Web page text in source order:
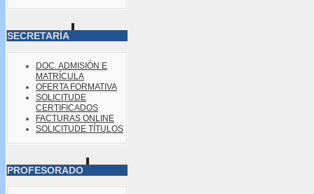
SECRETARÍA
DOC. ADMISIÓN E
MATRÍCULA
OFERTA FORMATIVA
SOLICITUDE
CERTIFICADOS
FACTURAS ONLINE
SOLICITUDE TÍTULOS
PROFESORADO